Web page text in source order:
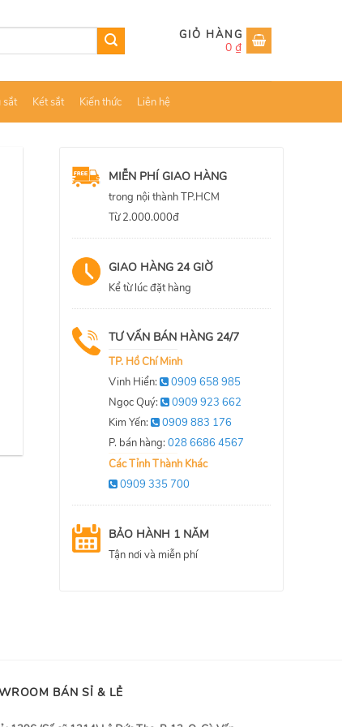
0 ₫
sắt Két sắt Kiến thức Liên hệ
MIỄN PHÍ GIAO HÀNG
trong nội thành TP.HCM
Từ 2.000.000đ
GIAO HÀNG 24 GIỜ
Kể từ lúc đặt hàng
TƯ VẤN BÁN HÀNG 24/7
TP. Hồ Chí Minh
Vinh Hiển:
0909 658 985
Ngọc Quý:
0909 923 662
Kim Yến:
0909 883 176
P. bán hàng: 028 6686 4567
Các Tỉnh Thành Khác
0909 335 700
BẢO HÀNH 1 NĂM
Tận nơi và miễn phí
BÁN SỈ & LẺ